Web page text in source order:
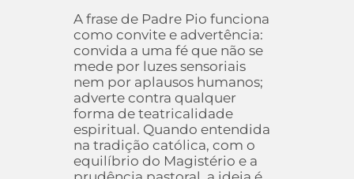
A frase de Padre Pio funciona
como convite e advertência:
convida a uma fé que não se
mede por luzes sensoriais
nem por aplausos humanos;
adverte contra qualquer
forma de teatricalidade
espiritual. Quando entendida
na tradição católica, com o
equilíbrio do Magistério e a